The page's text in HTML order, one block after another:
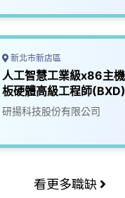
新北市新店區
人工智慧工業級x86主機
板硬體高級工程師(BXD)
研揚科技股份有限公司
看更多職缺